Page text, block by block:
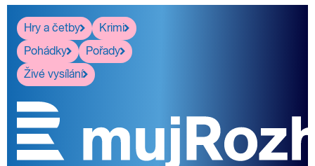
Hry a četby
Krimi
Pohádky
Pořady
Živé vysílání